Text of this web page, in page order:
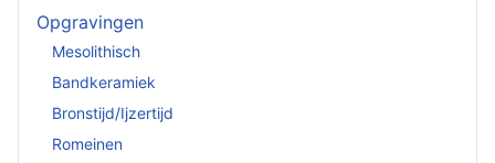
Opgravingen
Mesolithisch
Bandkeramiek
Bronstijd/Ijzertijd
Romeinen